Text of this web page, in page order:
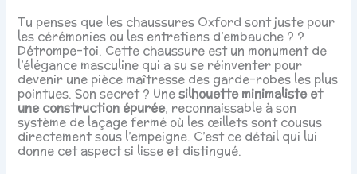
Tu penses que les chaussures Oxford sont juste pour
les cérémonies ou les entretiens d’embauche ? ?
Détrompe-toi. Cette chaussure est un monument de
l’élégance masculine qui a su se réinventer pour
devenir une pièce maîtresse des garde-robes les plus
pointues. Son secret ? Unesilhouette minimaliste et
une construction épurée, reconnaissable à son
système de laçage fermé où les œillets sont cousus
directement sous l’empeigne. C’est ce détail qui lui
donne cet aspect si lisse et distingué.